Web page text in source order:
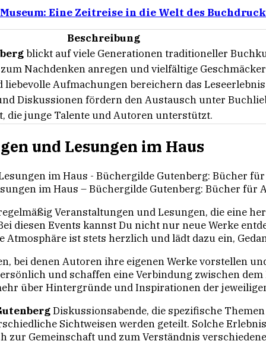
Eine Zeitreise in die Welt des
Beschreibung
blickt auf viele Generationen traditioneller
Nachdenken anregen und vielfältige
liebevolle Aufmachungen bereichern das
Diskussionen fördern den Austausch unter
die junge Talente und Autoren unterstützt.
und Lesungen im Haus
im Haus – Büchergilde Gutenberg: Bücher für
Veranstaltungen und Lesungen, die eine
diesen Events kannst Du nicht nur neue Werke
Atmosphäre ist stets herzlich und lädt dazu ein,
bei denen Autoren ihre eigenen Werke vorstellen
und schaffen eine Verbindung zwischen
über Hintergründe und Inspirationen der
Diskussionsabende, die spezifische
Sichtweisen werden geteilt. Solche
Gemeinschaft und zum Verständnis